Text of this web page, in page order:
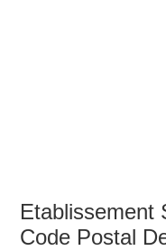
Etablissement
Code Postal